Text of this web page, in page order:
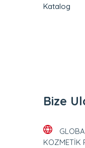
Katalog
Bize
KOZMETİK